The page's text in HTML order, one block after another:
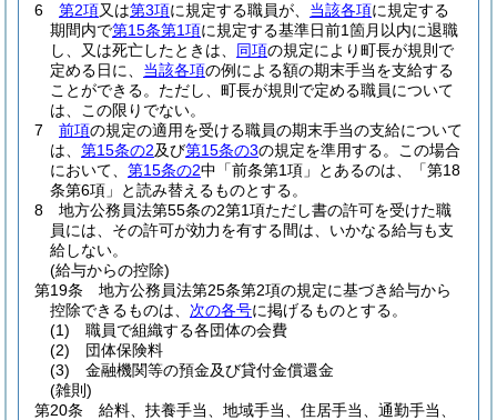
6
第2項又は第3項に規定する職員が、 当該各項に規定する
期間内で第15条第1項に規定する基準日前1箇月以内に退職
し、又は死亡したときは、 同項の規定により町長が規則で
定める日に、 当該各項の例による額の期末手当を支給する
ことができる。 ただし、町長が規則で定める職員について
は、この限りでない。
7
前項の規定の適用を受ける職員の期末手当の支給について
は、 第15条の2及び第15条の3の規定を準用する。
この場合
において、 第15条の2中「前条第1項」とあるのは、「第18
条第6項」と読み替えるものとする。
8
地方公務員法第55条の2第1項ただし書の許可を受けた職
員には、その許可が効力を有する間は、いかなる給与も支
給しない。
(給与からの控除)
第19条
地方公務員法第25条第2項の規定に基づき給与から
控除できるものは、 次の各号に掲げるものとする。
(1)
職員で組織する各団体の会費
(2)
団体保険料
(3)
金融機関等の預金及び貸付金償還金
(雑則)
第20条
給料、扶養手当、地域手当、住居手当、通勤手当、